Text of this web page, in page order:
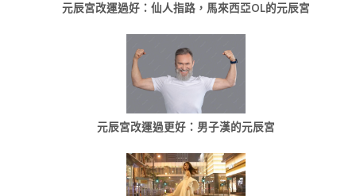
元辰宮改運過好：仙人指路，馬來西亞OL的元辰宮
元辰宮改運過更好：男子漢的元辰宮